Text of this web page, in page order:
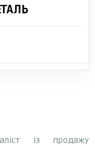
із продажу